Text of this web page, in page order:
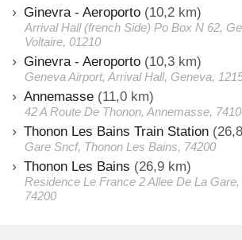
Ginevra - Aeroporto (10,2 km)
Arrival Hall (french Side) Po Box N 62,
Voltaire, 01210
Ginevra - Aeroporto (10,3 km)
Geneva Airport, Arrival Hall, Geneva,
Annemasse (11,0 km)
42 A Route De Thonon, Annemasse,
Thonon Les Bains Train Station
Gare Sncf, Thonon Les Bains, 74200
Thonon Les Bains (26,9 km)
Residence Le France 2 Allee De La
74200